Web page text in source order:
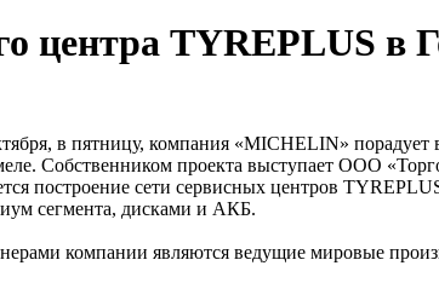
центра TYREPLUS в
в пятницу, компания «MICHELIN»
Собственником проекта выступает ООО
построение сети сервисных центров
сегмента, дисками и АКБ.
компании являются ведущие мировые